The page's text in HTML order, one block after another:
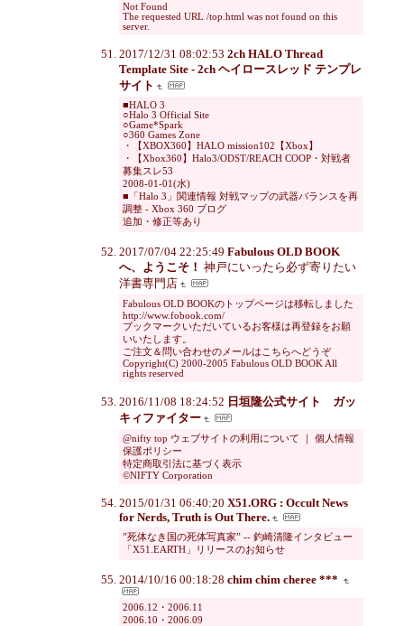
Not Found
The requested URL /top.html was not found on this
server.
2017/12/31 08:02:53 2ch HALO Thread
Template Site - 2ch ヘイロースレッド テンプレ
サイト
■HALO 3
○Halo 3 Official Site
○Game*Spark
○360 Games Zone
・【XBOX360】HALO mission102【Xbox】
・【Xbox360】Halo3/ODST/REACH COOP・対戦者
募集スレ53
2008-01-01(水)
■「Halo 3」関連情報 対戦マップの武器バランスを再
調整 - Xbox 360 ブログ
追加・修正等あり
2017/07/04 22:25:49 Fabulous OLD BOOK
へ、ようこそ！ 神戸にいったら必ず寄りたい
洋書専門店
Fabulous OLD BOOKのトップページは移転しました
http://www.fobook.com/
ブックマークいただいているお客様は再登録をお願
いいたします。
ご注文＆問い合わせのメールはこちらへどうぞ
Copyright(C) 2000-2005 Fabulous OLD BOOK All
rights reserved
2016/11/08 18:24:52 日垣隆公式サイト ガッ
キィファイター
@nifty top ウェブサイトの利用について ｜ 個人情報
保護ポリシー
特定商取引法に基づく表示
©NIFTY Corporation
2015/01/31 06:40:20 X51.ORG : Occult News
for Nerds, Truth is Out There.
”死体なき国の死体写真家” -- 釣崎清隆インタビュー
「X51.EARTH」リリースのお知らせ
2014/10/16 00:18:28 chim chim cheree ***
2006.12・2006.11
2006.10・2006.09